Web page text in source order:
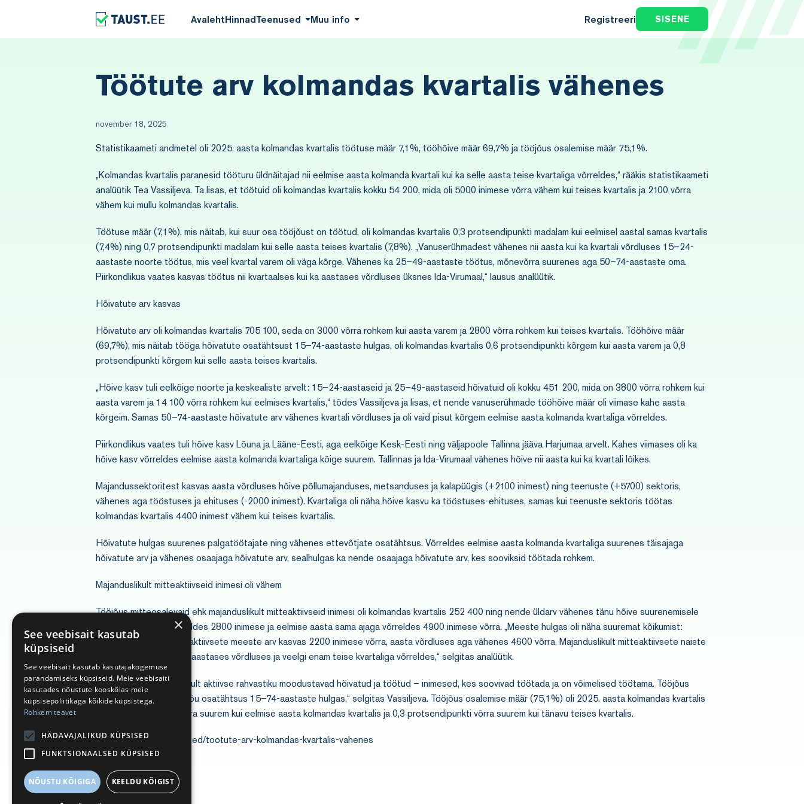
AvalehtHinnadTeenused Muu info Registreeri SISENE
Töötute arv kolmandas kvartalis vähenes
november 18, 2025
Statistikaameti andmetel oli 2025. aasta kolmandas kvartalis töötuse määr 7,1%, tööhõive määr 69,7% ja tööjõus osalemise määr 75,1%.
„Kolmandas kvartalis paranesid tööturu üldnäitajad nii eelmise aasta kolmanda kvartali kui ka selle aasta teise kvartaliga võrreldes,“ rääkis statistikaameti
analüütik Tea Vassiljeva. Ta lisas, et töötuid oli kolmandas kvartalis kokku 54 200, mida oli 5000 inimese võrra vähem kui teises kvartalis ja 2100 võrra
vähem kui mullu kolmandas kvartalis.
Töötuse määr (7,1%), mis näitab, kui suur osa tööjõust on töötud, oli kolmandas kvartalis 0,3 protsendipunkti madalam kui eelmisel aastal samas kvartalis
(7,4%) ning 0,7 protsendipunkti madalam kui selle aasta teises kvartalis (7,8%). „Vanuserühmadest vähenes nii aasta kui ka kvartali võrdluses 15–24-
aastaste noorte töötus, mis veel kvartal varem oli väga kõrge. Vähenes ka 25–49-aastaste töötus, mõnevõrra suurenes aga 50–74-aastaste oma.
Piirkondlikus vaates kasvas töötus nii kvartaalses kui ka aastases võrdluses üksnes Ida-Virumaal,“ lausus analüütik.
Hõivatute arv kasvas
Hõivatute arv oli kolmandas kvartalis 705 100, seda on 3000 võrra rohkem kui aasta varem ja 2800 võrra rohkem kui teises kvartalis. Tööhõive määr
(69,7%), mis näitab tööga hõivatute osatähtsust 15–74-aastaste hulgas, oli kolmandas kvartalis 0,6 protsendipunkti kõrgem kui aasta varem ja 0,8
protsendipunkti kõrgem kui selle aasta teises kvartalis.
„Hõive kasv tuli eelkõige noorte ja keskealiste arvelt: 15–24-aastaseid ja 25–49-aastaseid hõivatuid oli kokku 451 200, mida on 3800 võrra rohkem kui
aasta varem ja 14 100 võrra rohkem kui eelmises kvartalis,“ tõdes Vassiljeva ja lisas, et nende vanuserühmade tööhõive määr oli viimase kahe aasta
kõrgeim. Samas 50–74-aastaste hõivatute arv vähenes kvartali võrdluses ja oli vaid pisut kõrgem eelmise aasta kolmanda kvartaliga võrreldes.
Piirkondlikus vaates tuli hõive kasv Lõuna ja Lääne-Eesti, aga eelkõige Kesk-Eesti ning väljapoole Tallinna jääva Harjumaa arvelt. Kahes viimases oli ka
hõive kasv võrreldes eelmise aasta kolmanda kvartaliga kõige suurem. Tallinnas ja Ida-Virumaal vähenes hõive nii aasta kui ka kvartali lõikes.
Majandussektoritest kasvas aasta võrdluses hõive põllumajanduses, metsanduses ja kalapüügis (+2100 inimest) ning teenuste (+5700) sektoris,
vähenes aga tööstuses ja ehituses (-2000 inimest). Kvartaliga oli näha hõive kasvu ka tööstuses-ehituses, samas kui teenuste sektoris töötas
kolmandas kvartalis 4400 inimest vähem kui teises kvartalis.
Hõivatute hulgas suurenes palgatöötajate ning vähenes ettevõtjate osatähtsus. Võrreldes eelmise aasta kolmanda kvartaliga suurenes täisajaga
hõivatute arv ja vähenes osaajaga hõivatute arv, sealhulgas ka nende osaajaga hõivatute arv, kes sooviksid töötada rohkem.
Majanduslikult mitteaktiivseid inimesi oli vähem
Tööjõus mitteosalevaid ehk majanduslikult mitteaktiivseid inimesi oli kolmandas kvartalis 252 400 ning nende üldarv vähenes tänu hõive suurenemisele
eelmise kvartaliga võrreldes 2800 inimese ja eelmise aasta sama ajaga võrreldes 4900 inimese võrra. „Meeste hulgas oli näha suuremat kõikumist:
kvartali võrdluses mitteaktiivsete meeste arv kasvas 2200 inimese võrra, aasta võrdluses aga vähenes 4600 võrra. Majanduslikult mitteaktiivsete naiste
arv vähenes mõnevõrra aastases võrdluses ja veelgi enam teise kvartaliga võrreldes,“ selgitas analüütik.
„Tööjõu ehk majanduslikult aktiivse rahvastiku moodustavad hõivatud ja töötud – inimesed, kes soovivad töötada ja on võimelised töötama. Tööjõus
osalemise määr on tööjõu osatähtsus 15–74-aastaste hulgas,“ selgitas Vassiljeva. Tööjõus osalemise määr (75,1%) oli 2025. aasta kolmandas kvartalis
0,5 protsendipunkti võrra suurem kui eelmise aasta kolmandas kvartalis ja 0,3 protsendipunkti võrra suurem kui tänavu teises kvartalis.
https://stat.ee/et/uudised/tootute-arv-kolmandas-kvartalis-vahenes
×
See veebisait kasutab
küpsiseid
See veebisait kasutab kasutajakogemuse
parandamiseks küpsiseid. Meie veebisaiti
kasutades nõustute kooskõlas meie
küpsisepoliitikaga kõikide küpsistega.
Rohkem teavet
HÄDAVAJALIKUD KÜPSISED
FUNKTSIONAALSED KÜPSISED
NÕUSTU KÕIGIGA KEELDU KÕIGIST